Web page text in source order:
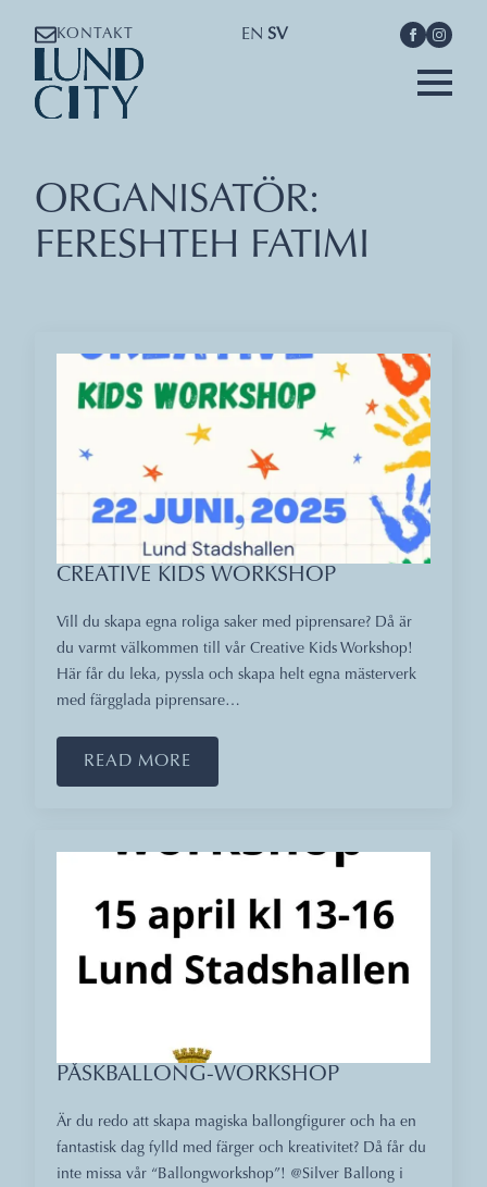
KONTAKT EN SV
ORGANISATÖR:
FERESHTEH FATIMI
CREATIVE KIDS WORKSHOP
Vill du skapa egna roliga saker med piprensare? Då är
du varmt välkommen till vår Creative Kids Workshop!
Här får du leka, pyssla och skapa helt egna mästerverk
med färgglada piprensare…
READ MORE
PÅSKBALLONG-WORKSHOP
Är du redo att skapa magiska ballongfigurer och ha en
fantastisk dag fylld med färger och kreativitet? Då får du
inte missa vår “Ballongworkshop”! @Silver Ballong i